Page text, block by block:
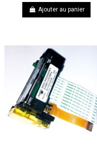
Ajouter au panier